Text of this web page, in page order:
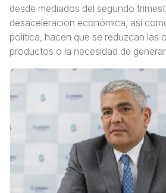
desde mediados del segundo
desaceleración económica, así
política, hacen que se reduzcan las
productos o la necesidad de